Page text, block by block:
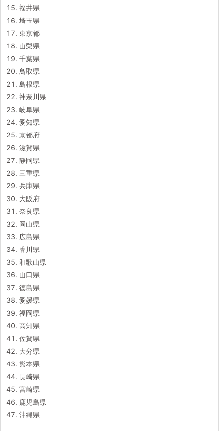
福井県
埼玉県
東京都
山梨県
千葉県
鳥取県
島根県
神奈川県
岐阜県
愛知県
京都府
滋賀県
静岡県
三重県
兵庫県
大阪府
奈良県
岡山県
広島県
香川県
和歌山県
山口県
徳島県
愛媛県
福岡県
高知県
佐賀県
大分県
熊本県
長崎県
宮崎県
鹿児島県
沖縄県